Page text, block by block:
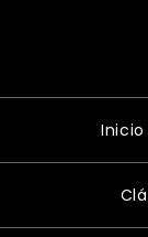
Inicio